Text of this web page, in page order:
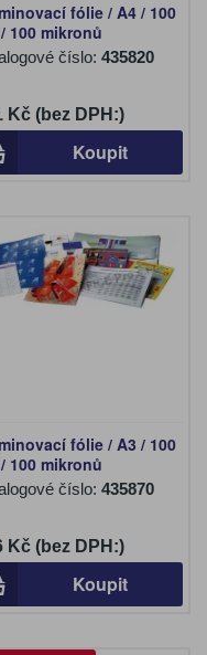
fólie / A4 / 100
100 mikronů
číslo: 435820
Kč (bez DPH:)
Koupit
fólie / A3 / 100
100 mikronů
číslo: 435870
Kč (bez DPH:)
Koupit